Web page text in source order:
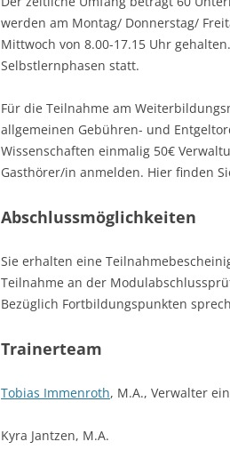
werden am Montag/ Donnerstag/
Mittwoch von 8.00-17.15 Uhr
Selbstlernphasen statt.
Für die Teilnahme am
allgemeinen Gebühren- und
Wissenschaften einmalig 50€
Gasthörer/in anmelden. Hier finden
Abschlussmöglichkeiten
Sie erhalten eine
Teilnahme an der
Bezüglich Fortbildungspunkten
Trainerteam
Tobias Immenroth, M.A., Verwalter
Kyra Jantzen, M.A.